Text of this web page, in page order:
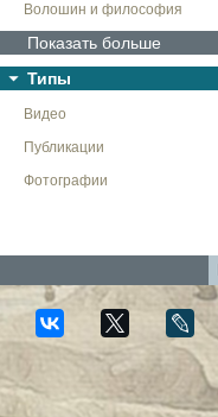
Волошин и философия
Показать больше
Типы
Видео
Публикации
Фотографии